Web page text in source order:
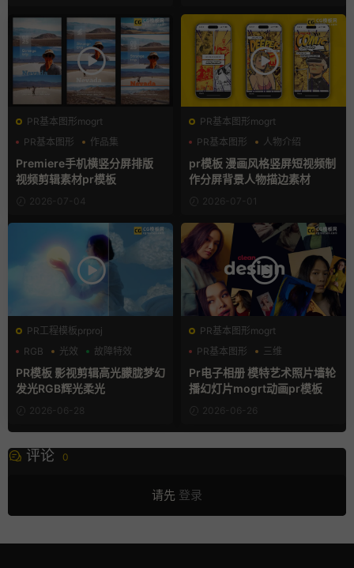
PR基本图形mogrt
PR基本图形
作品集
分屏模板
Premiere手机横竖分屏排版
视频剪辑素材pr模板
2026-07-04
PR基本图形mogrt
PR基本图形
人物介绍
动漫
pr模板 漫画风格竖屏短视频制
作分屏背景人物描边素材
2026-07-01
PR工程模板prproj
RGB
光效 故障特效
PR模板 影视剪辑高光朦胧梦幻
发光RGB辉光柔光
2026-06-28
PR基本图形mogrt
PR基本图形
三维
产品介绍
Pr电子相册 模特艺术照片墙轮
播幻灯片mogrt动画pr模板
2026-06-26
评论 0
请先 登录